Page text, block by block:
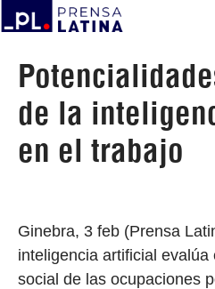
de la
en el trabajo
Ginebra, 3 feb (Prensa
inteligencia artificial
social de las ocupaciones